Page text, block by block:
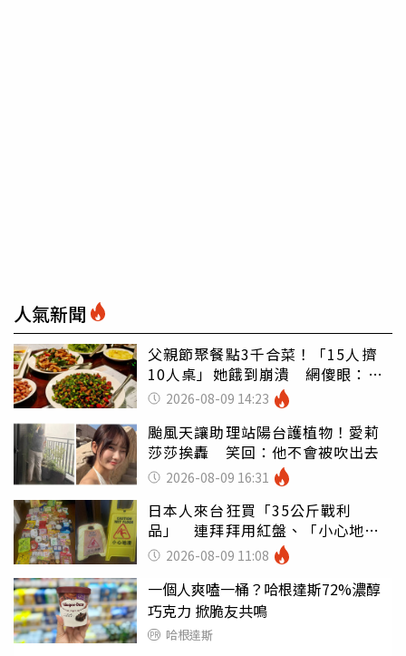
人氣新聞
父親節聚餐點3千合菜！「15人擠
10人桌」她餓到崩潰 網傻眼：讓
店家看笑話
2026-08-09 14:23
颱風天讓助理站陽台護植物！愛莉
莎莎挨轟 笑回：他不會被吹出去
2026-08-09 16:31
日本人來台狂買「35公斤戰利
品」 連拜拜用紅盤、「小心地
滑」告示牌也帶回家
2026-08-09 11:08
一個人爽嗑一桶？哈根達斯72%濃醇
巧克力 掀脆友共鳴
哈根達斯